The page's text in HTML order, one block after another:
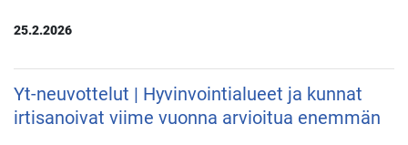
25.2.2026
Yt-neuvottelut | Hyvinvointialueet ja kunnat
irtisanoivat viime vuonna arvioitua enemmän